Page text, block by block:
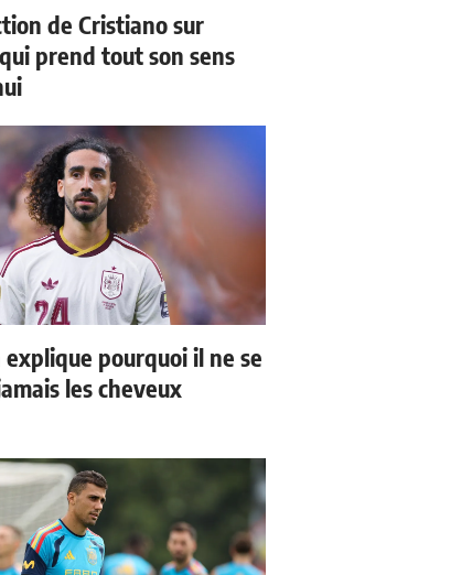
de Cristiano sur
prend tout son sens
explique pourquoi il ne se
les cheveux